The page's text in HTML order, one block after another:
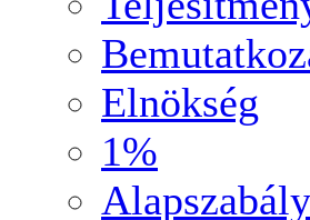
Elnökség
1%
Alapszabály